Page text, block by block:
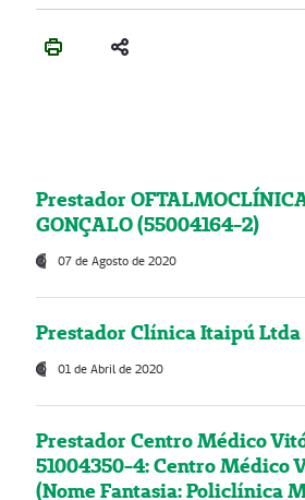
Prestador
GONÇALO (55004164-2)
07 de Agosto de 2020
Prestador Clínica Itaipú Ltda
01 de Abril de 2020
Prestador Centro Médico
51004350-4: Centro Médico
(Nome Fantasia: Policlínica